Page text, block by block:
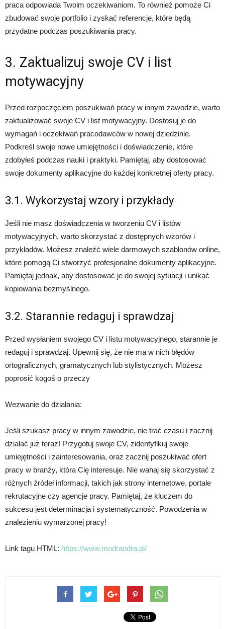
praca odpowiada Twoim oczekiwaniom. To również pomoże Ci
zbudować swoje portfolio i zyskać referencje, które będą
przydatne podczas poszukiwania pracy.
3. Zaktualizuj swoje CV i list
motywacyjny
Przed rozpoczęciem poszukiwań pracy w innym zawodzie, warto
zaktualizować swoje CV i list motywacyjny. Dostosuj je do
wymagań i oczekiwań pracodawców w nowej dziedzinie.
Podkreśl swoje nowe umiejętności i doświadczenie, które
zdobyłeś podczas nauki i praktyki. Pamiętaj, aby dostosować
swoje dokumenty aplikacyjne do każdej konkretnej oferty pracy.
3.1. Wykorzystaj wzory i przykłady
Jeśli nie masz doświadczenia w tworzeniu CV i listów
motywacyjnych, warto skorzystać z dostępnych wzorów i
przykładów. Możesz znaleźć wiele darmowych szablonów online,
które pomogą Ci stworzyć profesjonalne dokumenty aplikacyjne.
Pamiętaj jednak, aby dostosować je do swojej sytuacji i unikać
kopiowania bezmyślnego.
3.2. Starannie redaguj i sprawdzaj
Przed wysłaniem swojego CV i listu motywacyjnego, starannie je
redaguj i sprawdzaj. Upewnij się, że nie ma w nich błędów
ortograficznych, gramatycznych lub stylistycznych. Możesz
poprosić kogoś o przeczy
Wezwanie do działania:
Jeśli szukasz pracy w innym zawodzie, nie trać czasu i zacznij
działać już teraz! Przygotuj swoje CV, zidentyfikuj swoje
umiejętności i zainteresowania, oraz zacznij poszukiwać ofert
pracy w branży, która Cię interesuje. Nie wahaj się skorzystać z
różnych źródeł informacji, takich jak strony internetowe, portale
rekrutacyjne czy agencje pracy. Pamiętaj, że kluczem do
sukcesu jest determinacja i systematyczność. Powodzenia w
znalezieniu wymarzonej pracy!
Link tagu HTML: https://www.modraodra.pl/